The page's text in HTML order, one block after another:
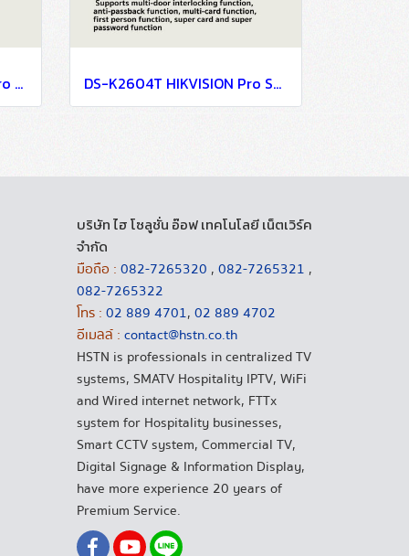
DS-K2600-G HIKVISION Pro Series Access Controller DS-K2604T HIKVISION Pro Series Access Controller
บริษัท ไฮ โซลูชั่น อ๊อฟ เทคโนโลยี เน็ตเวิร์ค
จำกัด
มือถือ : 082-7265320 , 082-7265321 ,
082-7265322
โทร : 02 889 4701, 02 889 4702
อีเมลล์ : contact@hstn.co.th
HSTN is professionals in centralized TV
systems, SMATV Hospitality IPTV, WiFi
and Wired internet network, FTTx
system for Hospitality businesses,
Smart CCTV system, Commercial TV,
Digital Signage & Information Display,
have more experience 20 years of
Premium Service.